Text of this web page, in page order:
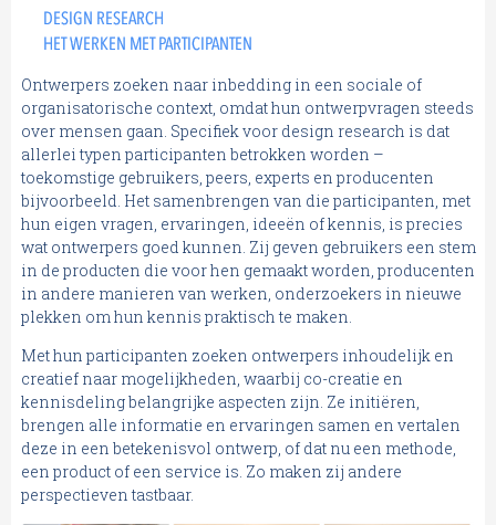
DESIGN RESEARCH
HET WERKEN MET PARTICIPANTEN
Ontwerpers zoeken naar inbedding in een sociale of
organisatorische context, omdat hun ontwerpvragen steeds
over mensen gaan. Specifiek voor design research is dat
allerlei typen participanten betrokken worden –
toekomstige gebruikers, peers, experts en producenten
bijvoorbeeld. Het samenbrengen van die participanten, met
hun eigen vragen, ervaringen, ideeën of kennis, is precies
wat ontwerpers goed kunnen. Zij geven gebruikers een stem
in de producten die voor hen gemaakt worden, producenten
in andere manieren van werken, onderzoekers in nieuwe
plekken om hun kennis praktisch te maken.
Met hun participanten zoeken ontwerpers inhoudelijk en
creatief naar mogelijkheden, waarbij co-creatie en
kennisdeling belangrijke aspecten zijn. Ze initiëren,
brengen alle informatie en ervaringen samen en vertalen
deze in een betekenisvol ontwerp, of dat nu een methode,
een product of een service is. Zo maken zij andere
perspectieven tastbaar.